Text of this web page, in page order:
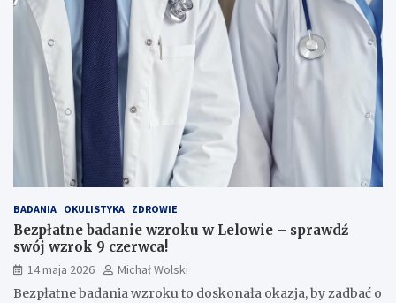
BADANIA OKULISTYKA ZDROWIE
Bezpłatne badanie wzroku w Lelowie – sprawdź
swój wzrok 9 czerwca!
14 maja 2026
Michał Wolski
Bezpłatne badania wzroku to doskonała okazja, by zadbać o